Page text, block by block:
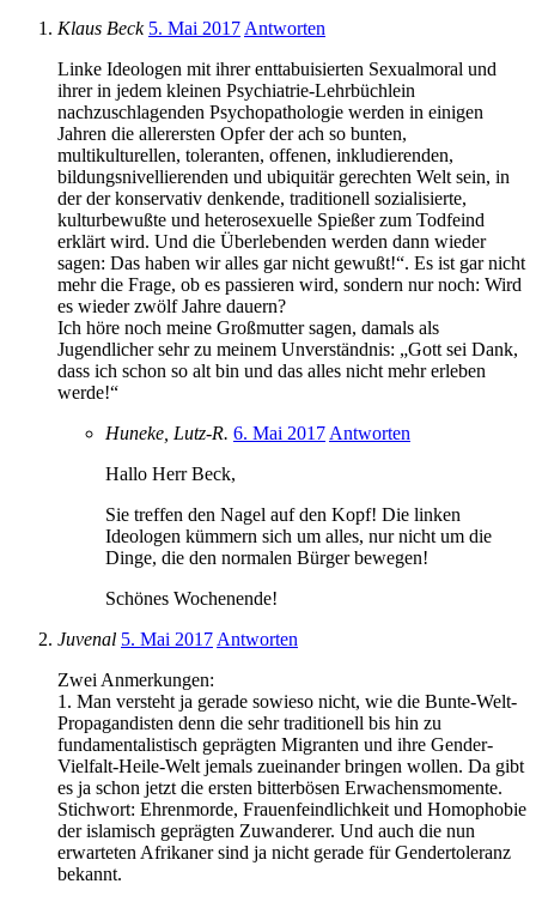
Klaus Beck 5. Mai 2017 Antworten
Linke Ideologen mit ihrer enttabuisierten Sexualmoral und
ihrer in jedem kleinen Psychiatrie-Lehrbüchlein
nachzuschlagenden Psychopathologie werden in einigen
Jahren die allerersten Opfer der ach so bunten,
multikulturellen, toleranten, offenen, inkludierenden,
bildungsnivellierenden und ubiquitär gerechten Welt sein, in
der der konservativ denkende, traditionell sozialisierte,
kulturbewußte und heterosexuelle Spießer zum Todfeind
erklärt wird. Und die Überlebenden werden dann wieder
sagen: Das haben wir alles gar nicht gewußt!“. Es ist gar nicht
mehr die Frage, ob es passieren wird, sondern nur noch: Wird
es wieder zwölf Jahre dauern?
Ich höre noch meine Großmutter sagen, damals als
Jugendlicher sehr zu meinem Unverständnis: „Gott sei Dank,
dass ich schon so alt bin und das alles nicht mehr erleben
werde!“
Huneke, Lutz-R. 6. Mai 2017 Antworten
Hallo Herr Beck,
Sie treffen den Nagel auf den Kopf! Die linken
Ideologen kümmern sich um alles, nur nicht um die
Dinge, die den normalen Bürger bewegen!
Schönes Wochenende!
Juvenal 5. Mai 2017 Antworten
Zwei Anmerkungen:
1. Man versteht ja gerade sowieso nicht, wie die Bunte-Welt-
Propagandisten denn die sehr traditionell bis hin zu
fundamentalistisch geprägten Migranten und ihre Gender-
Vielfalt-Heile-Welt jemals zueinander bringen wollen. Da gibt
es ja schon jetzt die ersten bitterbösen Erwachensmomente.
Stichwort: Ehrenmorde, Frauenfeindlichkeit und Homophobie
der islamisch geprägten Zuwanderer. Und auch die nun
erwarteten Afrikaner sind ja nicht gerade für Gendertoleranz
bekannt.